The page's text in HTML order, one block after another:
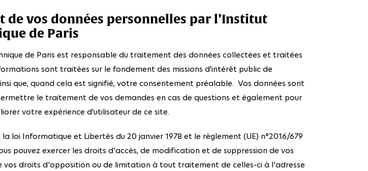
de vos données personnelles par l’Institut
de Paris
de Paris est responsable du traitement des données collectées et traitées
sont traitées sur le fondement des missions d'intérêt public de
que, quand cela est signifié, votre consentement préalable. Vos données sont
le traitement de vos demandes en cas de questions et également pour
votre expérience d'utilisateur de ce site.
loi Informatique et Libertés du 20 janvier 1978 et le règlement (UE) n°2016/679
pouvez exercer les droits d’accès, de modification et de suppression de vos
vos droits d’opposition ou de limitation à tout traitement de celles-ci à l’adresse